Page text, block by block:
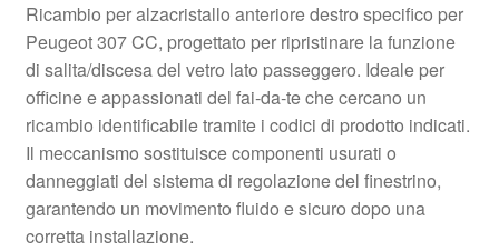
Ricambio per alzacristallo anteriore destro specifico per
Peugeot 307 CC, progettato per ripristinare la funzione
di salita/discesa del vetro lato passeggero. Ideale per
officine e appassionati del fai‑da‑te che cercano un
ricambio identificabile tramite i codici di prodotto indicati.
Il meccanismo sostituisce componenti usurati o
danneggiati del sistema di regolazione del finestrino,
garantendo un movimento fluido e sicuro dopo una
corretta installazione.